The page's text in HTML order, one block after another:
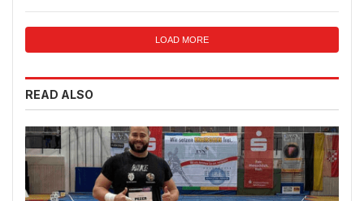
LOAD MORE
READ ALSO